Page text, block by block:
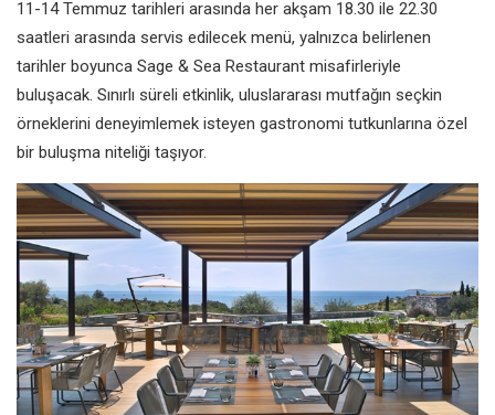
11-14 Temmuz tarihleri arasında her akşam 18.30 ile 22.30
saatleri arasında servis edilecek menü, yalnızca belirlenen
tarihler boyunca Sage & Sea Restaurant misafirleriyle
buluşacak. Sınırlı süreli etkinlik, uluslararası mutfağın seçkin
örneklerini deneyimlemek isteyen gastronomi tutkunlarına özel
bir buluşma niteliği taşıyor.